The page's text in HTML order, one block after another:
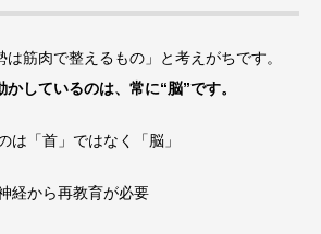
筋肉で整えるもの」と考えがちです。
かしているのは、常に“脳”です。
は「首」ではなく「脳」
経から再教育が必要